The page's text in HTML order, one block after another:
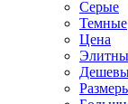
Серые
Темные
Цена